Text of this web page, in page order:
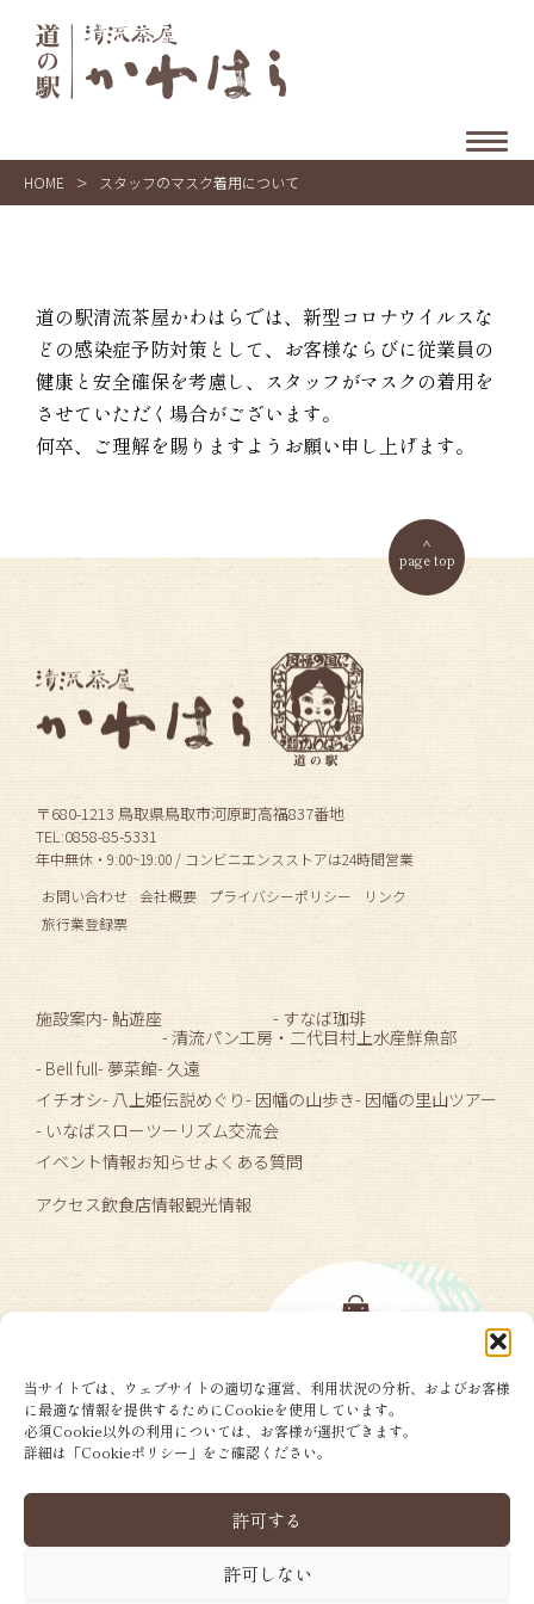
当サイトでは、ウェブサイトの適切な運営、利用状況の分析、およびお客様
に最適な情報を提供するためにCookieを使用しています。
必須Cookie以外の利用については、お客様が選択できます。
詳細は「Cookieポリシー」をご確認ください。
許可する
許可しない
HOME > スタッフのマスク着用について
道の駅清流茶屋かわはらでは、新型コロナウイルスな
どの感染症予防対策 として、お客様ならびに従業員の
健康と安全確保を考慮し、スタッフがマスクの着用を
させていただく場合がございます。
何卒、ご理解を賜りますようお願い申し上げます。
page top
〒680-1213 鳥取県鳥取市河原町高福837番地
TEL:0858-85-5331
年中無休・9:00~19:00 / コンビニエンスストアは24時間営業
お問い合わせ
会社概要 プライバシーポリシー
リンク
旅行業登録票
施設案内- 鮎遊座
- 清流パン工房
- すなば珈琲
・二代目村上水産鮮魚部
- Bell full- 夢菜館- 久遠
イチオシ- 八上姫伝説めぐり- 因幡の山歩き- 因幡の里山ツアー
- いなばスローツーリズム交流会
イベント情報お知らせよくある質問
アクセス飲食店情報観光情報